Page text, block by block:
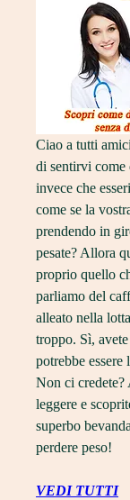
Ciao a tutti
di sentirvi come
invece che
come se la
prendendo in
pesate? Allora
proprio quello
parliamo del
alleato nella
troppo. Sì,
potrebbe
Non ci credete?
leggere e
superbo
perdere peso!
VEDI TUTTI